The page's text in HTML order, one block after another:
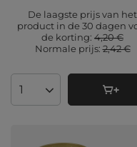
De laagste prijs van het
product in de 30 dagen
de korting: 4,20 €
Normale prijs:2,42 €
Aantal producten